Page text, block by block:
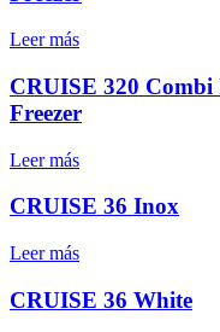
Leer más
CRUISE 320
Freezer
Leer más
CRUISE 36 Inox
Leer más
CRUISE 36 White